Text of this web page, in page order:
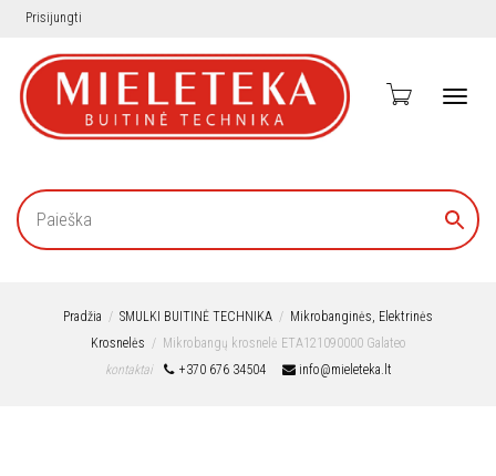
Prisijungti
Pradžia SMULKI BUITINĖ TECHNIKA
Mikrobanginės, Elektrinės
Krosnelės
Mikrobangų krosnelė ETA121090000 Galateo
kontaktai
+370 676 34504 info@mieleteka.lt